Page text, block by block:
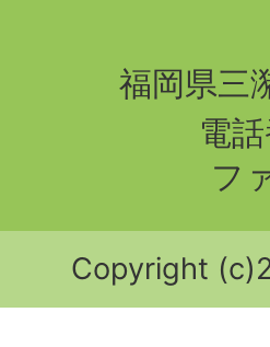
福岡県三
電話
フ
Copyright